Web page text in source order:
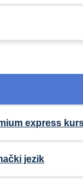
express
jezik